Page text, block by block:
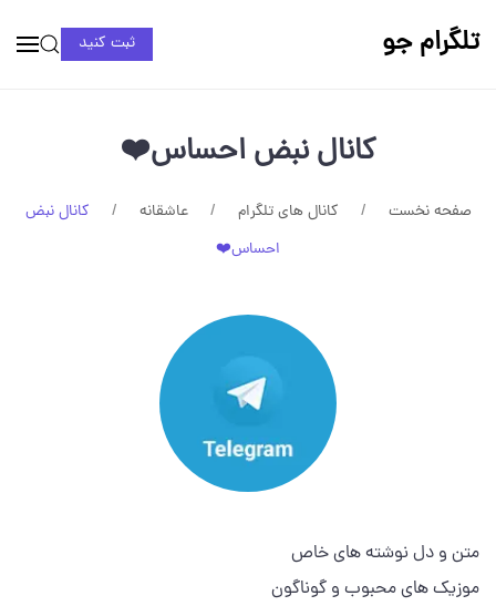
تلگرام جو ثبت کنید
کانال نبض احساس❤️
صفحه نخست کانال های تلگرام عاشقانه
کانال نبض
احساس❤️
متن و دل نوشته های خاص
موزیک های محبوب و گوناگون